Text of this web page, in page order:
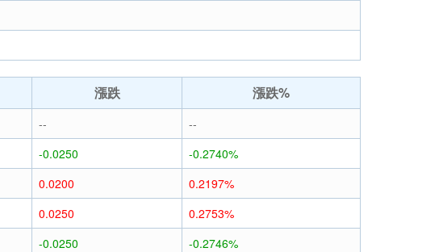
漲跌 漲跌%
--
--
-0.0250
-0.2740%
0.0200
0.2197%
0.0250
0.2753%
-0.0250
-0.2746%